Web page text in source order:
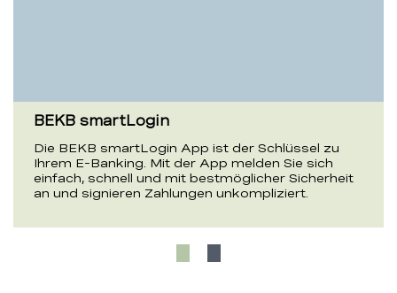
BEKB smartLogin
Die BEKB smartLogin App ist der Schlüssel zu
Ihrem E-Banking. Mit der App melden Sie sich
einfach, schnell und mit bestmöglicher Sicherheit
an und signieren Zahlungen unkompliziert.